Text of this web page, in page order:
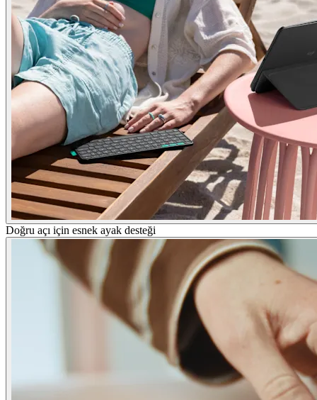
Doğru açı için esnek ayak desteği